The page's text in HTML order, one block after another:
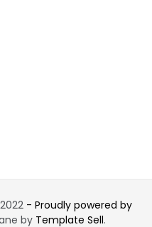
- Proudly powered by
by Template Sell.